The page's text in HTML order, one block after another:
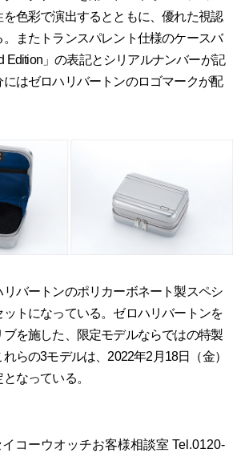
色彩で演出するとともに、優れた視認
またトランスパレント仕様のケースバ
Edition」の表記とシリアルナンバーが記
にはゼロハリバートンのロゴマークが配
バートンのポリカーボネート製スペシ
ットになっている。ゼロハリバートンを
を施した、限定モデルならではの特製
らの3モデルは、2022年2月18日（金）
なっている。
コーウオッチお客様相談室 Tel.0120-